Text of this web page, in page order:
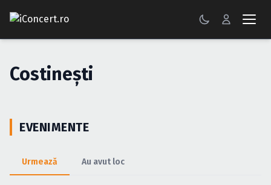
FESTIVALURI
ŞTIRI
RECENZII
Costineşti
EVENIMENTE
Urmează Au avut loc